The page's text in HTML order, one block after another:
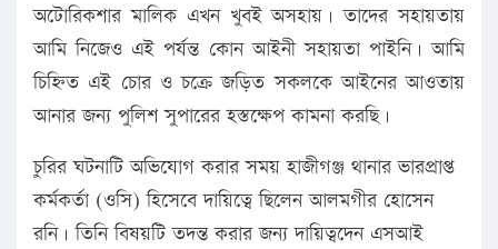
অটোরিকশার মালিক এখন খুবই অসহায়। তাদের সহায়তায়
আমি নিজেও এই পর্যন্ত কোন আইনী সহায়তা পাইনি। আমি
চিহ্নিত এই চোর ও চক্রে জড়িত সকলকে আইনের আওতায়
আনার জন্য পুলিশ সুপারের হস্তক্ষেপ কামনা করছি।
চুরির ঘটনাটি অভিযোগ করার সময় হাজীগঞ্জ থানার ভারপ্রাপ্ত
কর্মকর্তা (ওসি) হিসেবে দায়িত্বে ছিলেন আলমগীর হোসেন
রনি। তিনি বিষয়টি তদন্ত করার জন্য দায়িত্বদেন এসআই